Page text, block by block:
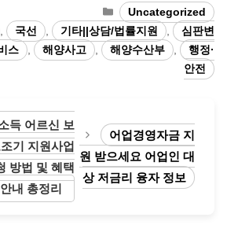
Categories
Uncategorized
국선 기타||상담/법률지원
심판변
스 해양사고 해양수산부
행정·
안전
득 어르신 보
기 지원사업
방법 및 혜택
안내 총정리
어업경영자금 지
원 받으세요 어업인 대
상 저금리 융자 정보